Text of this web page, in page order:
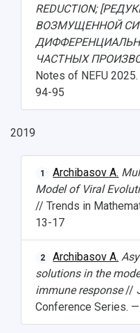
НАЗАД
Об университете
Ключевые факты
Руководство
Наблюдательный
Попечительский
Ученый совет
Кадровый резерв
Персоналии
Сотрудники и
Новости
Бортжурнал
События
СМИ об
Пресс-центр
Газета "Полет"
Газета "Самарский
Мы в соцсетях
Образование
Абитуриенту
Магистратура
Аспирантура
Формы обучения
Учебные планы
Институты и
Образовательные
Профессорско-
Научно-
Научные школы и
Подготовка
Конкурс на
работников
Научно-
Научные проекты
Аспирантура и
Справочные
REDUCTION;
ВОЗМУЩЕННОЙ
ЧАСТНЫХ
Notes of NEFU
94-95
2019
1 Archibasov A.
Model of Viral
// Trends in
13-17
2 Archibasov A.
solutions in the
immune response//
Conference Series.